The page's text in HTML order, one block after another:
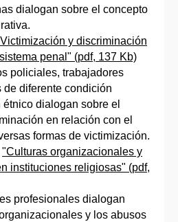
dialogan sobre el concepto
y discriminación
penal" (pdf, 137 Kb)
policiales, trabajadores
diferente condición
dialogan sobre el
en relación con el
formas de victimización.
"Culturas organizacionales y
instituciones religiosas" (pdf,
profesionales dialogan
y los abusos